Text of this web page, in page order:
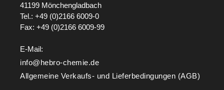
41199 Mönchengladbach
Tel.: +49 (0)2166 6009-0
Fax: +49 (0)2166 6009-99
E-Mail:
info@hebro-chemie.de
Allgemeine Verkaufs- und Lieferbedingungen (AGB)